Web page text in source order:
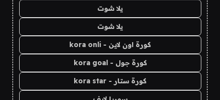
يلا شوت
يلا شوت
كورة اون لاين - kora onli
كورة جول - kora goal
كورة ستار - kora star